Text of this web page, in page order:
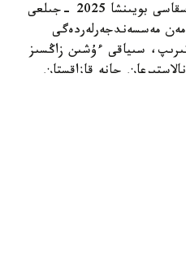
تەرگەپ-تەكسەرۋ ورگانىنىڭ نۇسقاسى بويىنشا 2025 -جىلعى
مەن مەسسەندجەرلەردەگى
سىياقى ءۇشىن زاڭسىز
جانە قازاقستان